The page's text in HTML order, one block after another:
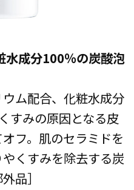
水成分100％の炭酸泡
ム配合、化粧水成分
すみの原因となる皮
フ。肌のセラミドを
くすみを除去する炭
品］